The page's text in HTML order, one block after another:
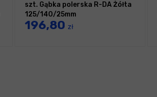
szt. Gąbka polerska R-DA Żółta
125/140/25mm
196,80 zł